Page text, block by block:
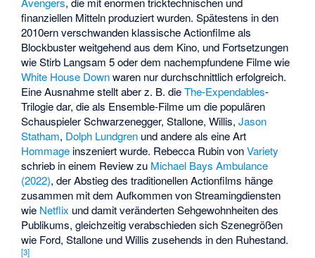
finanziellen Mitteln produziert wurden. Spätestens in den
2010ern verschwanden klassische Actionfilme als
Blockbuster weitgehend aus dem Kino, und Fortsetzungen
wieStirb Langsam 5oder dem nachempfundene Filme wie
White House Downwaren nur durchschnittlich erfolgreich.
Eine Ausnahme stellt aber z. B. dieThe-Expendables-
Trilogie dar, die als Ensemble-Filme um die populären
Schauspieler Schwarzenegger, Stallone, Willis,Jason
Statham, Dolph Lundgren und andere als eine Art
Hommage inszeniert wurde. Rebecca Rubin vonVariety
schrieb in einem Review zu Michael Bays Ambulance
(2022), der Abstieg des traditionellen Actionfilms hänge
zusammen mit dem Aufkommen von Streamingdiensten
wie Netflix und damit veränderten Sehgewohnheiten des
Publikums, gleichzeitig verabschieden sich Szenegrößen
wie Ford, Stallone und Willis zusehends in den Ruhestand.
[3]